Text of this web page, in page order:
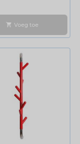
shopping_cart Voeg toe